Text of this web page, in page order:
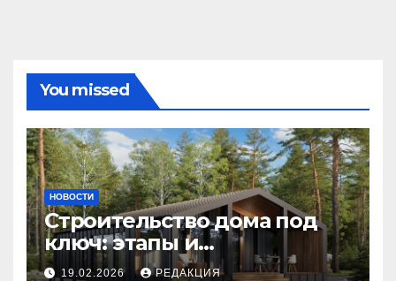
You missed
НОВОСТИ
Строительство дома под
ключ: этапы и
планирование бюджета
19.02.2026 РЕДАКЦИЯ